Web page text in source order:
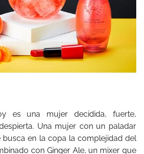
es una mujer decidida, fuerte,
Una mujer con un paladar
en la copa la complejidad del
con Ginger Ale, un mixer que